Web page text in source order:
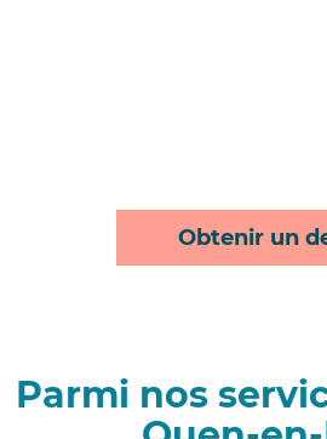
Obtenir un
Parmi nos